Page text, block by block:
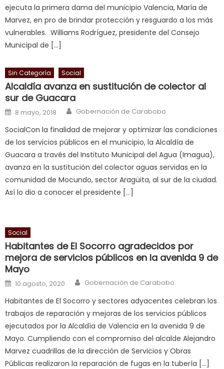
आपक
न
ह
भ
क
च
त
क
लग
आपक
पस
द,
sexy
bbw
a
long
hard
fuck,
सच
ह
स
क
ल
म
य
ejecuta la primera dama del municipio Valencia, María de
Marvez, en pro de brindar protección y resguardo a los más
vulnerables. Williams Rodríguez, presidente del Consejo
Municipal de […]
Sin Categoría Social
Alcaldía avanza en sustitución de colector al
sur de Guacara
Posted on
8 mayo, 2018 Author
Gobernación de Carabobo
SocialCon la finalidad de mejorar y optimizar las condiciones
de los servicios públicos en el municipio, la Alcaldía de
Guacara a través del Instituto Municipal del Agua (Imagua),
avanza en la sustitución del colector aguas servidas en la
comunidad de Mocundo, sector Aragüita, al sur de la ciudad.
Así lo dio a conocer el presidente […]
Social
Habitantes de El Socorro agradecidos por
mejora de servicios públicos en la avenida 9 de
Mayo
Posted on
10 agosto, 2020 Author
Gobernación de Carabobo
Habitantes de El Socorro y sectores adyacentes celebran los
trabajos de reparación y mejoras de los servicios públicos
ejecutados por la Alcaldía de Valencia en la avenida 9 de
Mayo. Cumpliendo con el compromiso del alcalde Alejandro
Marvez cuadrillas de la dirección de Servicios y Obras
Públicas realizaron la reparación de fugas en la tubería […]